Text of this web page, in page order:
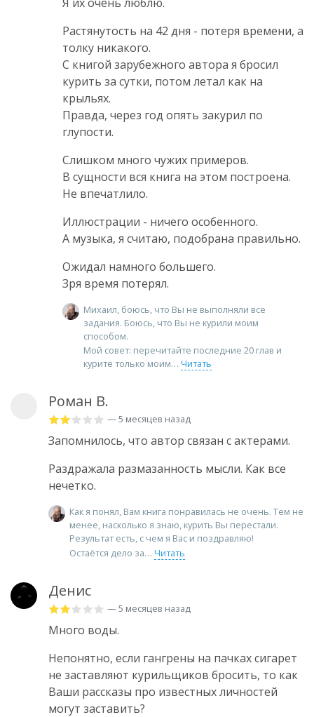
Растянутость на 42 дня - потеря времени, а
толку никакого.
С книгой зарубежного автора я бросил
курить за сутки, потом летал как на
крыльях.
Правда, через год опять закурил по
глупости.
Слишком много чужих примеров.
В сущности вся книга на этом построена.
Не впечатлило.
Иллюстрации - ничего особенного.
А музыка, я считаю, подобрана правильно.
Ожидал намного большего.
Зря время потерял.
Михаил, боюсь, что Вы не выполняли все
задания. Боюсь, что Вы не курили моим
способом.
Мой совет: перечитайте последние 20 глав и
курите только моим
Читать
Роман В.
— 5 месяцев назад
Запомнилось, что автор связан с актерами.
Раздражала размазанность мысли. Как все
нечетко.
Как я понял, Вам книга понравилась не очень. Тем не
менее, насколько я знаю, курить Вы перестали.
Результат есть, с чем я Вас и поздравляю!
Остаётся дело за
Читать
Денис
— 5 месяцев назад
Много воды.
Непонятно, если гангрены на пачках сигарет
не заставляют курильщиков бросить, то как
Ваши рассказы про известных личностей
могут заставить?